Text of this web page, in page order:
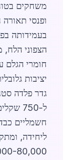
משחקים
ופנסי תאורה
בעמידותה
יציבות
ל-750
ליחידה,